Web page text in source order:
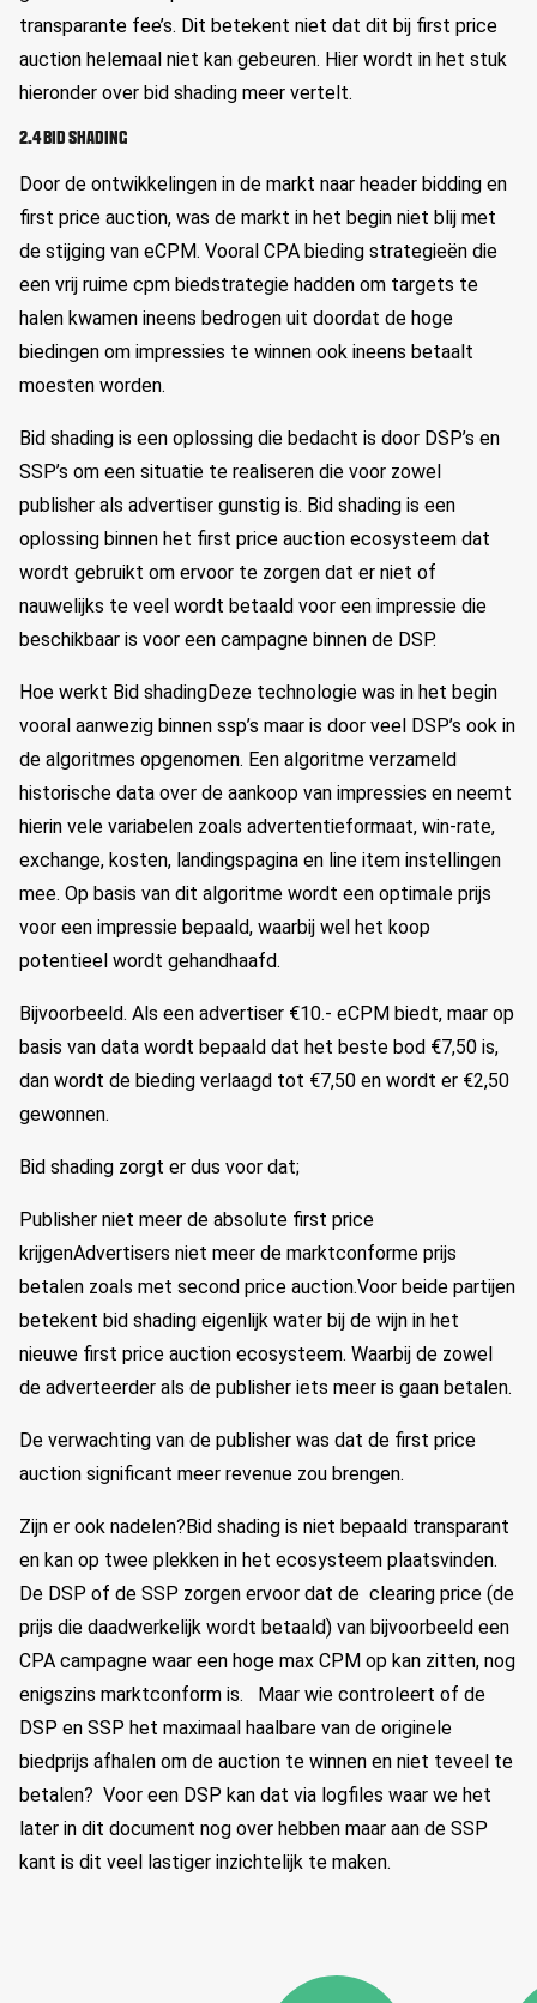
transparante fee’s. Dit betekent niet dat dit bij first price
auction helemaal niet kan gebeuren. Hier wordt in het stuk
hieronder over bid shading meer vertelt.
2.4 BID SHADING
Door de ontwikkelingen in de markt naar header bidding en
first price auction, was de markt in het begin niet blij met
de stijging van eCPM. Vooral CPA bieding strategieën die
een vrij ruime cpm biedstrategie hadden om targets te
halen kwamen ineens bedrogen uit doordat de hoge
biedingen om impressies te winnen ook ineens betaalt
moesten worden.
Bid shading is een oplossing die bedacht is door DSP’s en
SSP’s om een situatie te realiseren die voor zowel
publisher als advertiser gunstig is. Bid shading is een
oplossing binnen het first price auction ecosysteem dat
wordt gebruikt om ervoor te zorgen dat er niet of
nauwelijks te veel wordt betaald voor een impressie die
beschikbaar is voor een campagne binnen de DSP.
Hoe werkt Bid shadingDeze technologie was in het begin
vooral aanwezig binnen ssp’s maar is door veel DSP’s ook in
de algoritmes opgenomen. Een algoritme verzameld
historische data over de aankoop van impressies en neemt
hierin vele variabelen zoals advertentieformaat, win-rate,
exchange, kosten, landingspagina en line item instellingen
mee. Op basis van dit algoritme wordt een optimale prijs
voor een impressie bepaald, waarbij wel het koop
potentieel wordt gehandhaafd.
Bijvoorbeeld. Als een advertiser €10.- eCPM biedt, maar op
basis van data wordt bepaald dat het beste bod €7,50 is,
dan wordt de bieding verlaagd tot €7,50 en wordt er €2,50
gewonnen.
Bid shading zorgt er dus voor dat;
Publisher niet meer de absolute first price
krijgenAdvertisers niet meer de marktconforme prijs
betalen zoals met second price auction.Voor beide partijen
betekent bid shading eigenlijk water bij de wijn in het
nieuwe first price auction ecosysteem. Waarbij de zowel
de adverteerder als de publisher iets meer is gaan betalen.
De verwachting van de publisher was dat de first price
auction significant meer revenue zou brengen.
Zijn er ook nadelen?Bid shading is niet bepaald transparant
en kan op twee plekken in het ecosysteem plaatsvinden.
De DSP of de SSP zorgen ervoor dat de clearing price (de
prijs die daadwerkelijk wordt betaald) van bijvoorbeeld een
CPA campagne waar een hoge max CPM op kan zitten, nog
enigszins marktconform is. Maar wie controleert of de
DSP en SSP het maximaal haalbare van de originele
biedprijs afhalen om de auction te winnen en niet teveel te
betalen? Voor een DSP kan dat via logfiles waar we het
later in dit document nog over hebben maar aan de SSP
kant is dit veel lastiger inzichtelijk te maken.